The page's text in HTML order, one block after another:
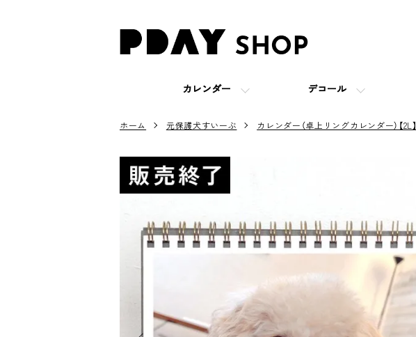
カレンダー デコール
ホーム 元保護犬すいーぶ カレンダー（卓上リングカレンダー）【2L】